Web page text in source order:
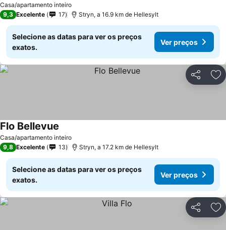
Casa/apartamento inteiro
9,3 Excelente 17 Stryn, a 16.9 km de Hellesylt
Selecione as datas para ver os preços
exatos.
Ver preços
Partilhar
Casa/apartamento inteiro
Flo Bellevue
9,8 Excelente 13 Stryn, a 17.2 km de Hellesylt
Selecione as datas para ver os preços
exatos.
Ver preços
Partilhar